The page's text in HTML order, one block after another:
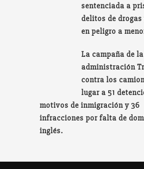
sentenciada a
delitos de drogas
en peligro a
La campaña de la
administración
contra los
lugar a 51
motivos de inmigración y 36
infracciones por falta de
inglés.